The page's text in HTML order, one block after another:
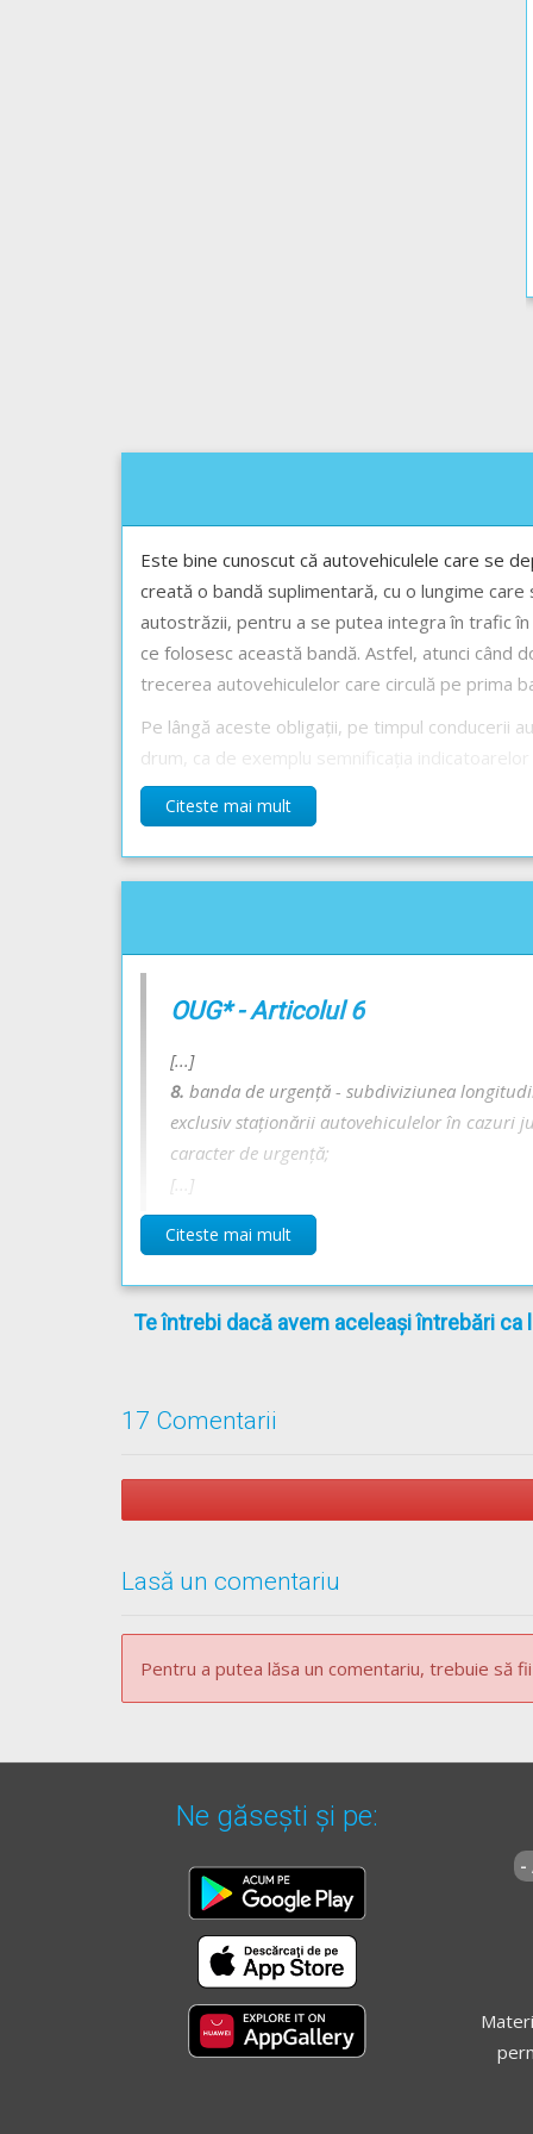
Este bine cunoscut că autovehiculele care se
creată o bandă suplimentară, cu o lungime
autostrăzii, pentru a se putea integra în trafic
ce folosesc această bandă. Astfel, atunci
trecerea autovehiculelor care circulă pe prima
Pe lângă aceste obligații, pe timpul conducerii
drum, ca de exemplu semnificația
Răspunsul corect este: A și B
Recomandări:
Circulația pe autostradă și pe drumul expres -
Explicația completă a marcajului -->
Citeste mai mult
OUG* - Articolul 6
[...]
8. banda de urgență - subdiviziunea
exclusiv staționării autovehiculelor în cazuri
caracter de urgență;
[...]
(1)Conducătorii de autovehicule care intra
decelerare).
mijloacele de semnalizare, semnalele și
** Regulament =REGULAMENT de aplicare a
Citeste mai mult
Te întrebi dacă avem aceleași întrebări ca
17 Comentarii
Lasă un comentariu
Pentru a putea lăsa un comentariu, trebuie să
Ne găsești și pe:
-